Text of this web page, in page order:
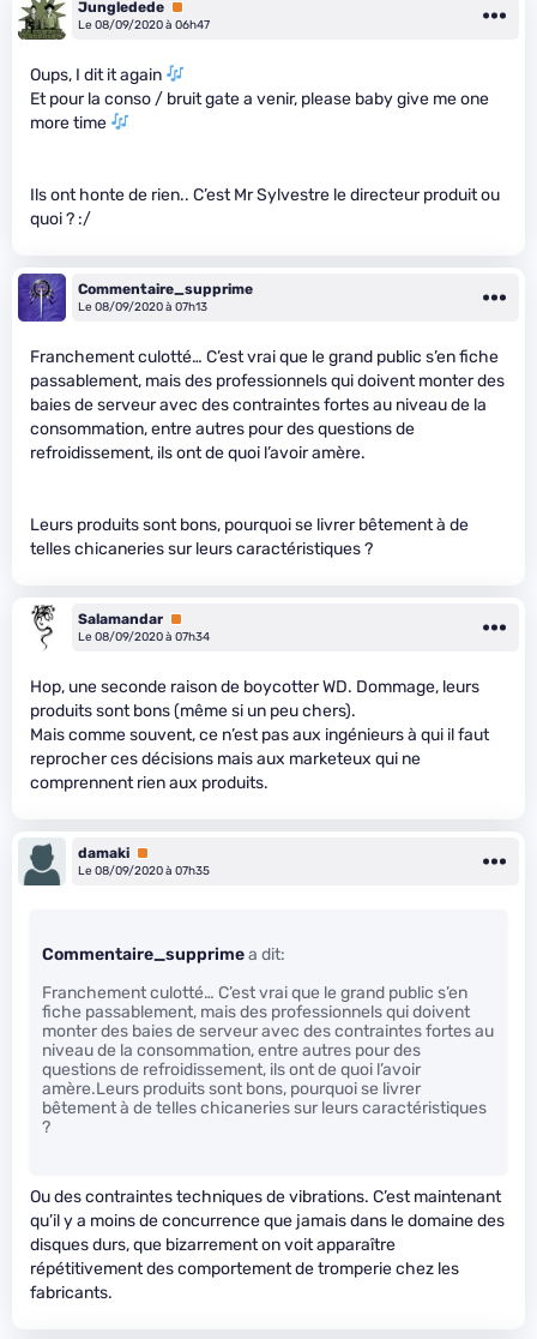
Jungledede Premium
Le 08/09/2020 à 06h47
Oups, I dit it again
Et pour la conso / bruit gate a venir, please baby give me one
more time
Ils ont honte de rien.. C’est Mr Sylvestre le directeur produit ou
quoi ? :/
Commentaire_supprime
Le 08/09/2020 à 07h13
Franchement culotté… C’est vrai que le grand public s’en fiche
passablement, mais des professionnels qui doivent monter des
baies de serveur avec des contraintes fortes au niveau de la
consommation, entre autres pour des questions de
refroidissement, ils ont de quoi l’avoir amère.
Leurs produits sont bons, pourquoi se livrer bêtement à de
telles chicaneries sur leurs caractéristiques ?
Salamandar Premium
Le 08/09/2020 à 07h34
Hop, une seconde raison de boycotter WD. Dommage, leurs
produits sont bons (même si un peu chers).
Mais comme souvent, ce n’est pas aux ingénieurs à qui il faut
reprocher ces décisions mais aux marketeux qui ne
comprennent rien aux produits.
damaki Premium
Le 08/09/2020 à 07h35
Commentaire_supprimea dit:
Franchement culotté… C’est vrai que le grand public s’en
fiche passablement, mais des professionnels qui doivent
monter des baies de serveur avec des contraintes fortes au
niveau de la consommation, entre autres pour des
questions de refroidissement, ils ont de quoi l’avoir
amère.Leurs produits sont bons, pourquoi se livrer
bêtement à de telles chicaneries sur leurs caractéristiques
?
Ou des contraintes techniques de vibrations. C’est maintenant
qu’il y a moins de concurrence que jamais dans le domaine des
disques durs, que bizarrement on voit apparaître
répétitivement des comportement de tromperie chez les
fabricants.